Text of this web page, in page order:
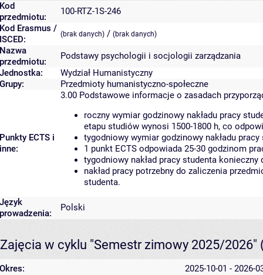
Kod
przedmiotu:
100-RTZ-1S-246
Kod Erasmus /
ISCED:
(brak danych) / (brak danych)
Nazwa
przedmiotu:
Podstawy psychologii i socjologii zarządzania
Jednostka:
Wydział Humanistyczny
Grupy:
Przedmioty humanistyczno-społeczne
Punkty ECTS i
inne:
3.00 Podstawowe informacje o zasadach
roczny wymiar godzinowy nakładu pracy
etapu studiów wynosi 1500-1800 h, co
tygodniowy wymiar godzinowy nakładu
1 punkt ECTS odpowiada 25-30 godzinom
tygodniowy nakład pracy studenta
nakład pracy potrzebny do zaliczenia
studenta.
Język
prowadzenia:
Polski
Zajęcia w cyklu "Semestr zimowy 2025/2026"
Okres: 2025-10-01 - 2026-